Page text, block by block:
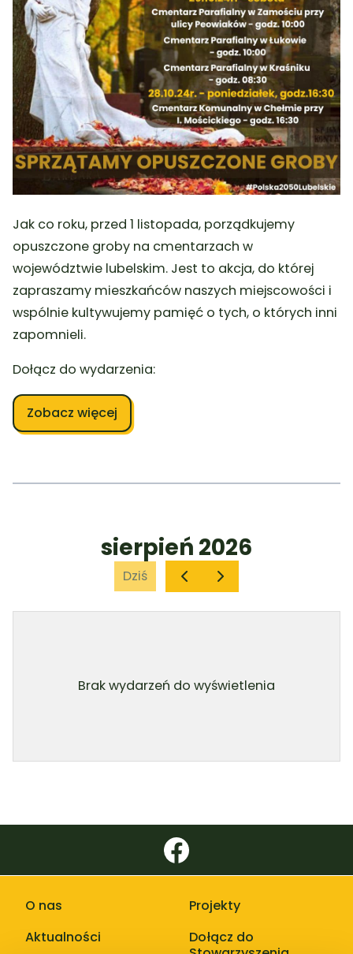
Jak co roku, przed 1 listopada, porządkujemy
opuszczone groby na cmentarzach w
województwie lubelskim. Jest to akcja, do której
zapraszamy mieszkańców naszych miejscowości i
wspólnie kultywujemy pamięć o tych, o których inni
zapomnieli.
Dołącz do wydarzenia:
Zobacz więcej
sierpień 2026
Dziś
Brak wydarzeń do wyświetlenia
O nas
Aktualności
Projekty
Dołącz do